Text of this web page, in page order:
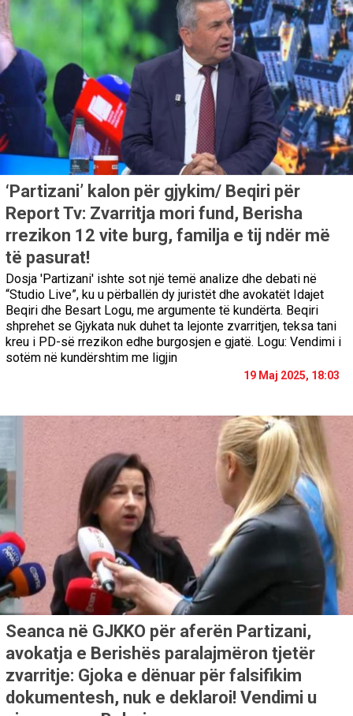
‘Partizani’ kalon për gjykim/ Beqiri për
Report Tv: Zvarritja mori fund, Berisha
rrezikon 12 vite burg, familja e tij ndër më
të pasurat!
Dosja 'Partizani' ishte sot një temë analize dhe debati në
“Studio Live”, ku u përballën dy juristët dhe avokatët Idajet
Beqiri dhe Besart Logu, me argumente të kundërta. Beqiri
shprehet se Gjykata nuk duhet ta lejonte zvarritjen, teksa tani
kreu i PD-së rrezikon edhe burgosjen e gjatë. Logu: Vendimi i
sotëm në kundërshtim me ligjin
19 Maj 2025, 18:03
Seanca në GJKKO për aferën Partizani,
avokatja e Berishës paralajmëron tjetër
zvarritje: Gjoka e dënuar për falsifikim
dokumentesh, nuk e deklaroi! Vendimi u